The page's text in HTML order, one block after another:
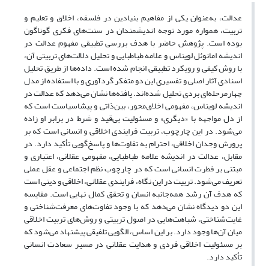
عدالت، به‌عنوان یکی از مفاهیم بنیادین در فلسفه، اخلاق و تعلیم و
تربیت، همواره مورد توجه اندیشمندان در سنت‌های فکری گوناگون
بوده است. پژوهش حاضر با هدف بررسی تطبیقی مفهوم عدالت در
اندیشه امانوئل لویناس و علامه طباطبایی و تحلیل دلالت‌های تربیتی آن،
با روش کیفی و رویکرد تطبیقی انجام شده است. داده‌ها از طریق تحلیل
اسنادی آثار اصلی و تفسیری این دو متفکر گردآوری و با استفاده از مدل
چهارمرحله‌ای بردی تحلیل شده‌اند. یافته‌ها نشان می‌دهد که عدالت در
اندیشه لویناس، مفهومی اخلاق‌محور، بین‌ذاتی و پیشاسیاست است که
از دل مواجهه با «دیگری» و مسئولیت بی‌قید و شرط در برابر او زاده
می‌شود. در این چارچوب، تربیت فرایندی اخلاقی و انسانی است که بر
پرورش وجدان اخلاقی، احترام به تفاوت‌ها و پاسخ‌گویی تأکید دارد. در
مقابل، عدالت در اندیشه علامه طباطبایی، مفهومی عقلانی، اعتباری و
مبتنی بر فطرت انسانی است که در چارچوب نظم اجتماعی و عقل عملی
تعریف می‌شود. تربیت در این نگاه، فرایندی عقلانی، اخلاقی و دینی است
که هدف آن رشد همه‌جانبه انسان و تحقق کمال نهایی است. مقایسه
این دو دیدگاه نشان می‌دهد که با وجود تفاوت‌های معرفت‌شناختی و
غایت‌شناختی، شباهت‌هایی در اصول تربیتی و روش‌های تربیت اخلاقی
میان آن‌ها وجود دارد. بر این اساس، الگویی تلفیقی پیشنهاد می‌شود که
بر مسئولیت اخلاقی فردی و هدایت عقلانی در مسیر سعادت انسانی
تأکید دارد.